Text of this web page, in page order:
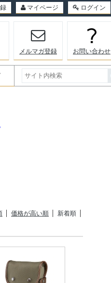
マイページ ログイン
メルマガ登録 お問い合わせ
価格が高い順 新着順